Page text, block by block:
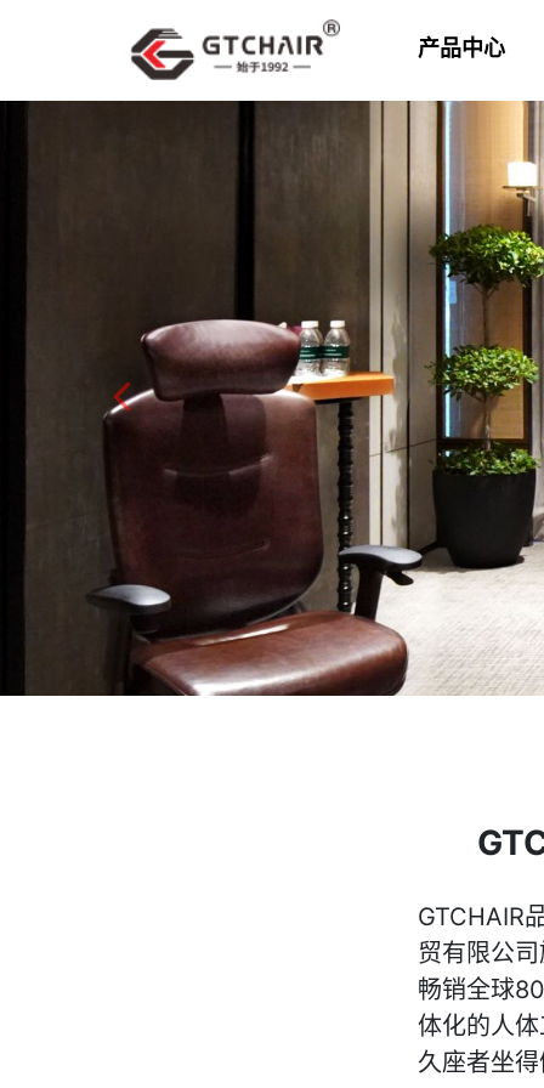
产品中心
GTCHAIR
贸有限公
畅销全球
体化的人
久座者坐